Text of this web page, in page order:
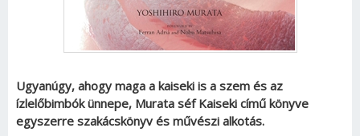
Ugyanúgy, ahogy maga a kaiseki is a szem és az
ízlelőbimbók ünnepe, Murata séf Kaiseki című könyve
egyszerre szakácskönyv és művészi alkotás.